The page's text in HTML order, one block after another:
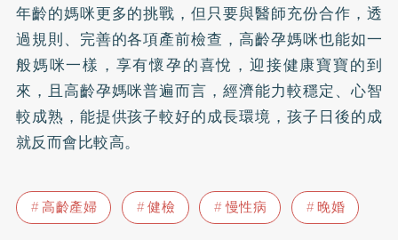
年齡的媽咪更多的挑戰，但只要與醫師充份合作，透
過規則、完善的各項產前檢查，高齡孕媽咪也能如一
般媽咪一樣，享有懷孕的喜悅，迎接健康寶寶的到
來，且高齡孕媽咪普遍而言，經濟能力較穩定、心智
較成熟，能提供孩子較好的成長環境，孩子日後的成
就反而會比較高。
高齡產婦 健檢 慢性病 晚婚